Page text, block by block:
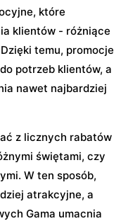
które
klientów - różniące
temu, promocje
potrzeb klientów, a
nawet najbardziej
z licznych rabatów
świętami, czy
W ten sposób,
atrakcyjne, a
Gama umacnia